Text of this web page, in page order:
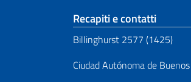
Sezione
Recapiti e contatti
Billinghurst 2577 (1425)
Ciudad Autónoma de